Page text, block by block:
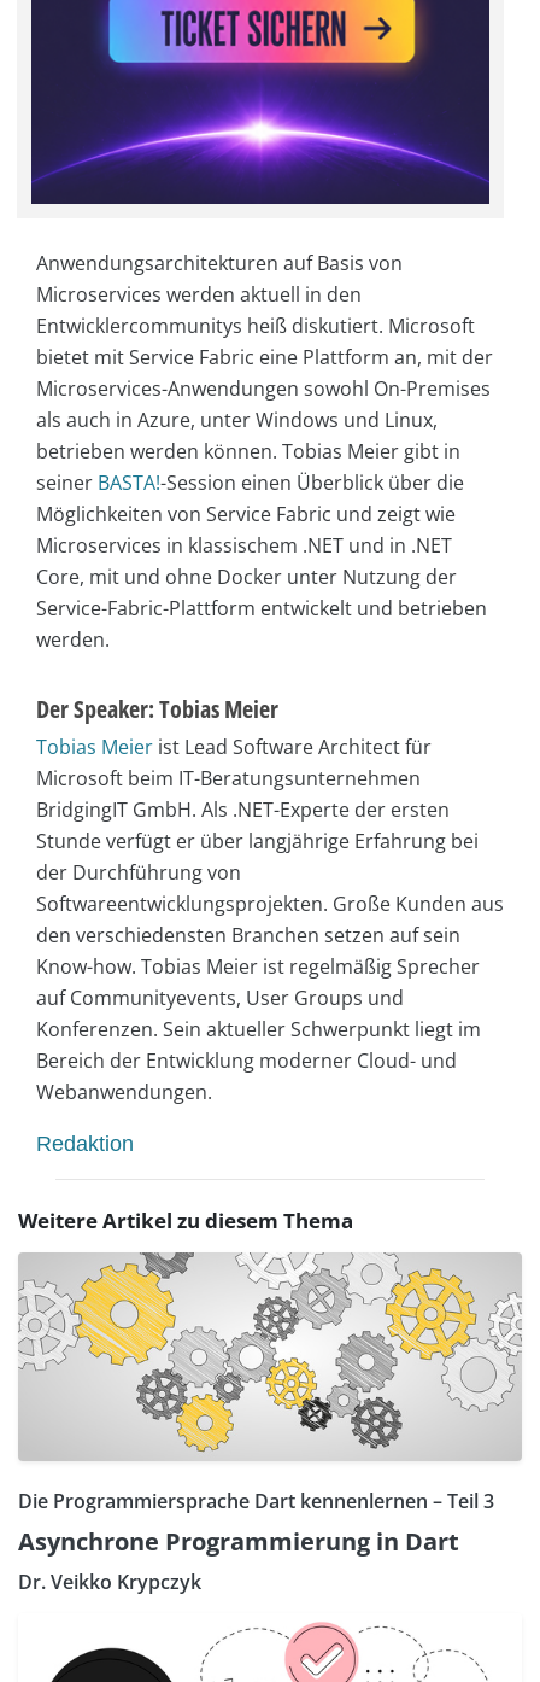
Anwendungsarchitekturen auf Basis von
Microservices werden aktuell in den
Entwicklercommunitys heiß diskutiert. Microsoft
bietet mit Service Fabric eine Plattform an, mit der
Microservices-Anwendungen sowohl On-Premises
als auch in Azure, unter Windows und Linux,
betrieben werden können. Tobias Meier gibt in
seiner BASTA!-Session einen Überblick über die
Möglichkeiten von Service Fabric und zeigt wie
Microservices in klassischem .NET und in .NET
Core, mit und ohne Docker unter Nutzung der
Service-Fabric-Plattform entwickelt und betrieben
werden.
Der Speaker: Tobias Meier
Tobias Meier ist Lead Software Architect für
Microsoft beim IT-Beratungsunternehmen
BridgingIT GmbH. Als .NET-Experte der ersten
Stunde verfügt er über langjährige Erfahrung bei
der Durchführung von
Softwareentwicklungsprojekten. Große Kunden aus
den verschiedensten Branchen setzen auf sein
Know-how. Tobias Meier ist regelmäßig Sprecher
auf Communityevents, User Groups und
Konferenzen. Sein aktueller Schwerpunkt liegt im
Bereich der Entwicklung moderner Cloud- und
Webanwendungen.
Redaktion
Weitere Artikel zu diesem Thema
Die Programmiersprache Dart kennenlernen – Teil 3
Asynchrone Programmierung in Dart
Dr. Veikko Krypczyk